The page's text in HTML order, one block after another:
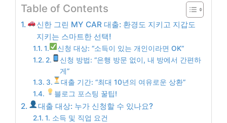
Table of Contents
신한 그린 MY CAR 대출: 환경도 지키고 지갑도
지키는 스마트한 선택!
1.
신청 대상: “소득이 있는 개인이라면 OK”
2.
신청 방법: “은행 방문 없이, 내 방에서 간편하
게”
3.
대출 기간: “최대 10년의 여유로운 상환”
블로그 포스팅 꿀팁!
대출 대상: 누가 신청할 수 있나요?
1. 소득 및 직업 요건